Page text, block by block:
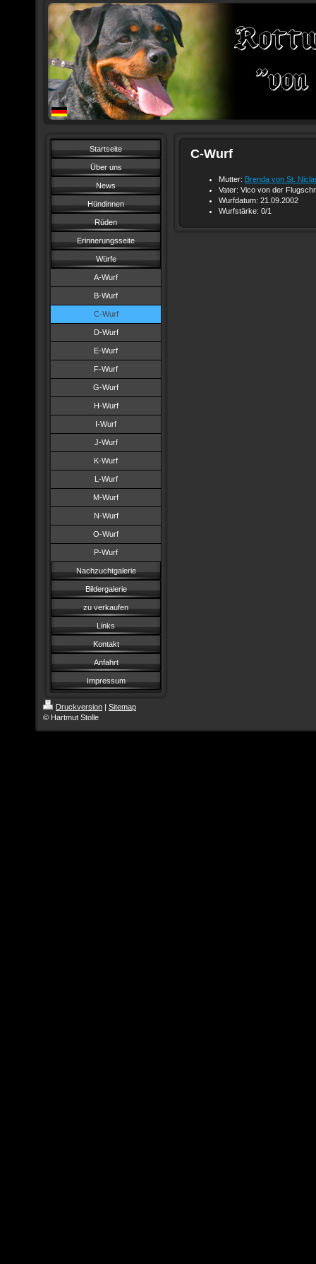
Startseite
Über uns
News
Hündinnen
Rüden
Erinnerungsseite
Würfe
A-Wurf
B-Wurf
C-Wurf
D-Wurf
E-Wurf
F-Wurf
G-Wurf
H-Wurf
I-Wurf
J-Wurf
K-Wurf
L-Wurf
M-Wurf
N-Wurf
O-Wurf
P-Wurf
Nachzuchtgalerie
Bildergalerie
zu verkaufen
Links
Kontakt
Anfahrt
Impressum
C-Wurf
Mutter: Brenda von St.
Vater: Vico von der
Wurfdatum: 21.09.2002
Wurfstärke: 0/1
Druckversion | Sitemap
© Hartmut Stolle